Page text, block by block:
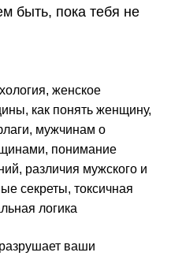
быть, пока тебя не
, женское
, как понять женщину,
, мужчинам о
, понимание
, различия мужского и
секреты, токсичная
логика
ваши